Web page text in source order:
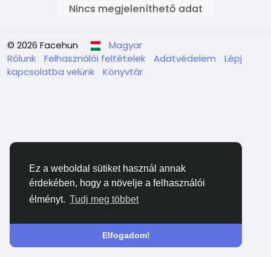
Ez a weboldal sütiket használ annak
érdekében, hogy a növelje a felhasználói
élményt. Tudj meg többet
Elfogadom!
Nincs megjeleníthető adat
© 2026 Facehun
Magyar
Rólunk
Felhasználói feltételek Adatvédelem
Lépj
kapcsolatba velünk
Könyvtár